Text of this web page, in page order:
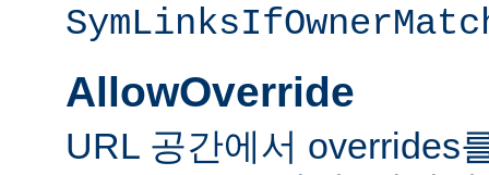
AllowOverride
URL 공간에서 overrides